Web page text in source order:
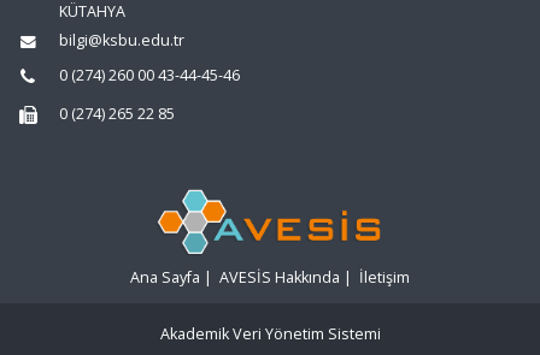
KÜTAHYA
bilgi@ksbu.edu.tr
0 (274) 260 00 43-44-45-46
0 (274) 265 22 85
Ana Sayfa | AVESİS Hakkında | İletişim
Akademik Veri Yönetim Sistemi